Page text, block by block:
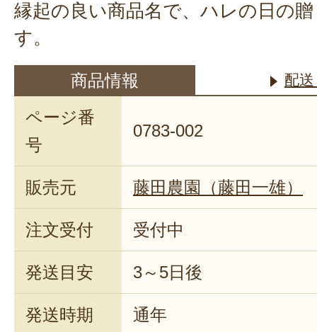
縁起の良い商品名で、ハレの日の
す。
商品情報 配
ページ番
号
0783-002
販売元 藤田農園（藤田一雄）
注文受付 受付中
発送目安 3～5日後
発送時期 通年